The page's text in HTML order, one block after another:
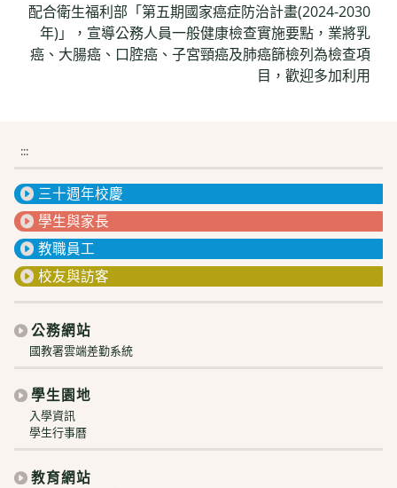
配合衛生福利部「第五期國家癌症防治計畫(2024-2030
年)」，宣導公務人員一般健康檢查實施要點，業將乳
癌、大腸癌、口腔癌、子宮頸癌及肺癌篩檢列為檢查項
目，歡迎多加利用
:::
三十週年校慶
學生與家長
教職員工
校友與訪客
公務網站
國教署雲端差勤系統
學生園地
入學資訊
學生行事曆
教育網站